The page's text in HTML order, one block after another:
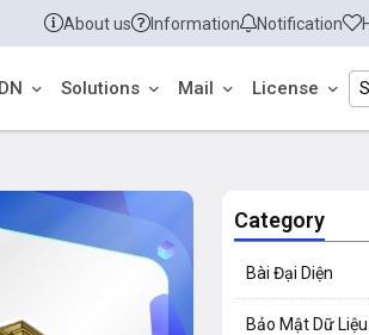
About us Information Notification
Solutions Mail License
Category
Bài Đại Diện
Bảo Mật Dữ Liệu